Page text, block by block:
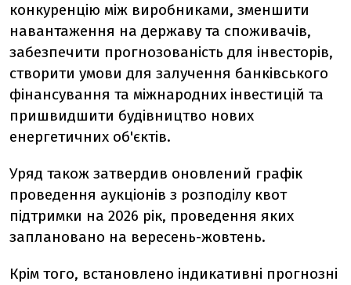
конкуренцію між виробниками, зменшити
навантаження на державу та споживачів,
забезпечити прогнозованість для інвесторів,
створити умови для залучення банківського
фінансування та міжнародних інвестицій та
пришвидшити будівництво нових
енергетичних об'єктів.
Уряд також затвердив оновлений графік
проведення аукціонів з розподілу квот
підтримки на 2026 рік, проведення яких
заплановано на вересень-жовтень.
Крім того, встановлено індикативні прогнозні